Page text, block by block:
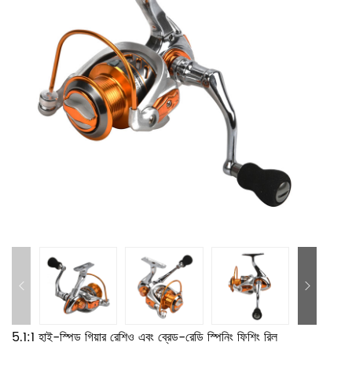
5.1:1 হাই-স্পিড গিয়ার রেশিও এবং ব্রেড-রেডি স্পিনিং ফিশিং রিল